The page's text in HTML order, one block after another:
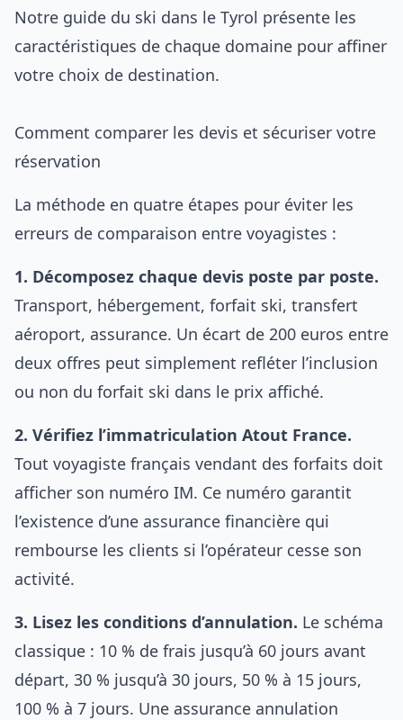
Notre guide du ski dans le Tyrol présente les
caractéristiques de chaque domaine pour affiner
votre choix de destination.
Comment comparer les devis et sécuriser votre
réservation
La méthode en quatre étapes pour éviter les
erreurs de comparaison entre voyagistes :
1. Décomposez chaque devis poste par poste.
Transport, hébergement, forfait ski, transfert
aéroport, assurance. Un écart de 200 euros entre
deux offres peut simplement refléter l’inclusion
ou non du forfait ski dans le prix affiché.
2. Vérifiez l’immatriculation Atout France.
Tout voyagiste français vendant des forfaits doit
afficher son numéro IM. Ce numéro garantit
l’existence d’une assurance financière qui
rembourse les clients si l’opérateur cesse son
activité.
3. Lisez les conditions d’annulation. Le schéma
classique : 10 % de frais jusqu’à 60 jours avant
départ, 30 % jusqu’à 30 jours, 50 % à 15 jours,
100 % à 7 jours. Une assurance annulation